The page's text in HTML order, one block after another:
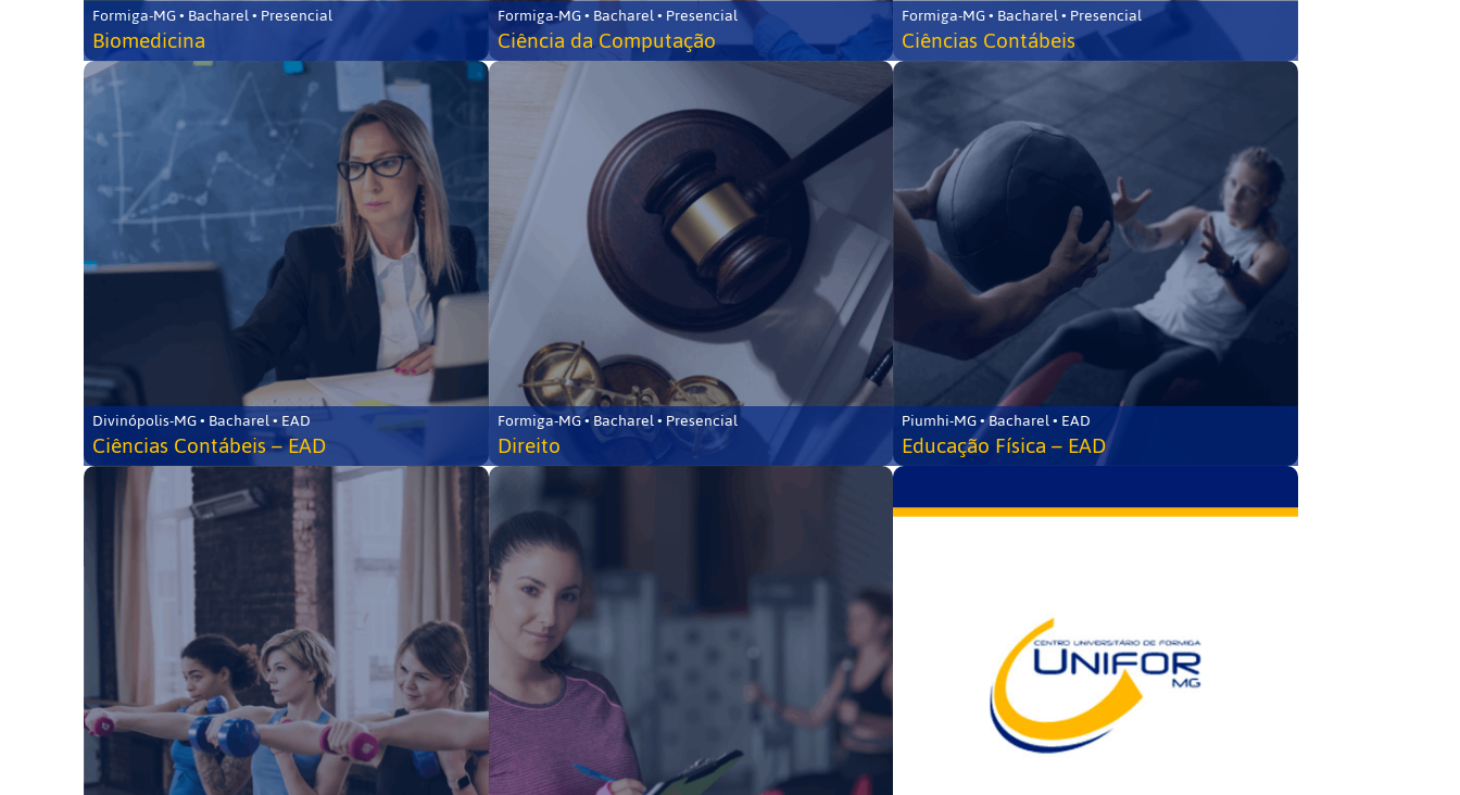
Formiga-MG • Bacharel • Presencial
Biomedicina
Formiga-MG • Bacharel • Presencial
Ciência da Computação
Formiga-MG • Bacharel • Presencial
Ciências Contábeis
Divinópolis-MG • Bacharel • EAD
Ciências Contábeis – EAD
Formiga-MG • Bacharel • Presencial
Direito
Piumhi-MG • Bacharel • EAD
Educação Física – EAD